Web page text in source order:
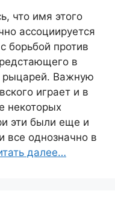
что имя этого
ассоциируется
борьбой против
в
рыцарей. Важную
играет и в
некоторых
эти были еще и
все однозначно в
далее…